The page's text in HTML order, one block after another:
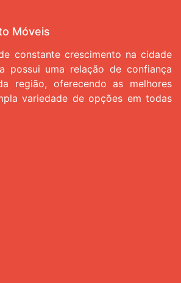
Móveis
constante crescimento na cidade
possui uma relação de confiança
região, oferecendo as melhores
variedade de opções em todas